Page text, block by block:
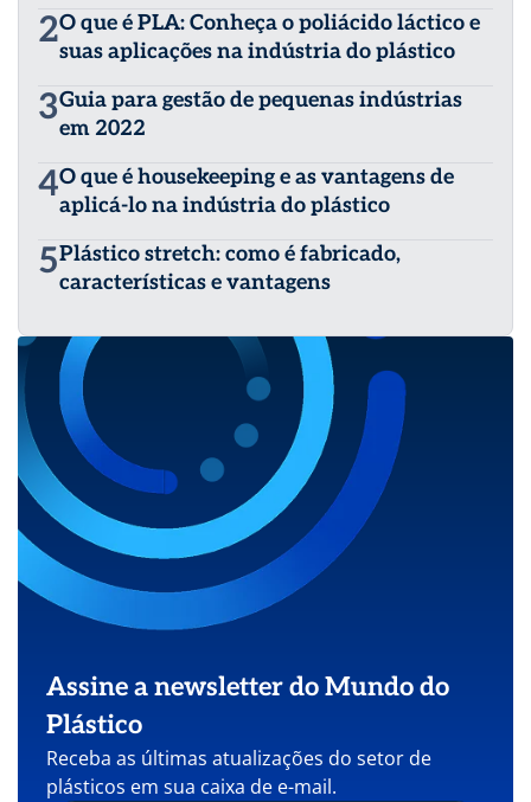
2O que é PLA: Conheça o poliácido láctico e
suas aplicações na indústria do plástico
3Guia para gestão de pequenas indústrias
em 2022
4O que é housekeeping e as vantagens de
aplicá-lo na indústria do plástico
5Plástico stretch: como é fabricado,
características e vantagens
Assine a newsletter do Mundo do
Plástico
Receba as últimas atualizações do setor de
plásticos em sua caixa de e-mail.